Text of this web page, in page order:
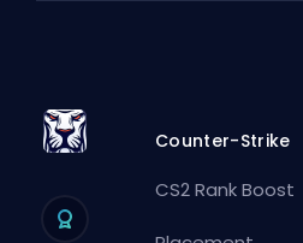
Counter-Strike
CS2 Rank Boost